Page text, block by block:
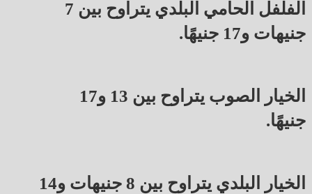
الفلفل الحامي البلدي يتراوح بين 7
جنيهات و17 جنيهًا.
الخيار الصوب يتراوح بين 13 و17
جنيهًا.
الخيار البلدي يتراوح بين 8 جنيهات و14